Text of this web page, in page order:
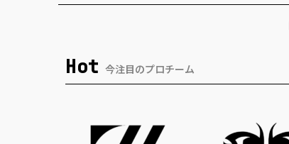
Hot 今注目のプロチーム